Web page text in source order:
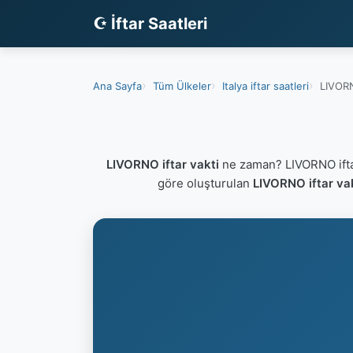
☪ İftar Saatleri
Ana Sayfa Tüm Ülkeler Italya iftar saatleri
LIVORNO iftar vakti ne zaman? LIVORNO
göre oluşturulan LIVORNO iftar